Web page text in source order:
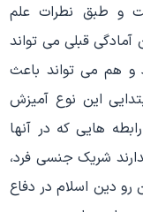
و طبق نطرات علم
قبلی می تواند
و هم می تواند باعث
این نوع آمیزش
هایی که در آنها
شریک جنسی فرد،
دین اسلام در دفاع